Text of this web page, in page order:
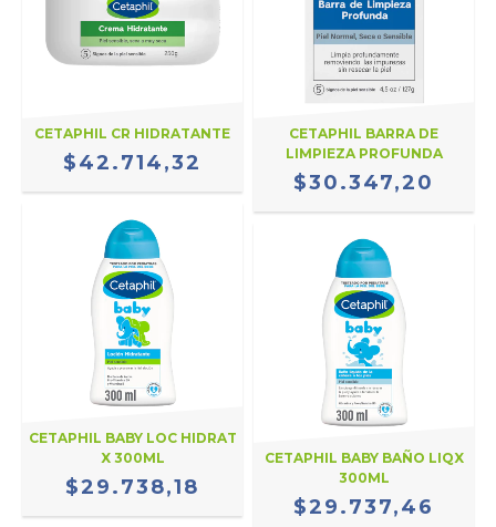
CETAPHIL CR HIDRATANTE
$42.714,32
CETAPHIL BARRA DE
LIMPIEZA PROFUNDA
$30.347,20
CETAPHIL BABY LOC HIDRAT
X 300ML
$29.738,18
CETAPHIL BABY BAÑO LIQX
300ML
$29.737,46